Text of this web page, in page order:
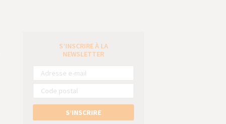
S’INSCRIRE À LA
NEWSLETTER
S’INSCRIRE